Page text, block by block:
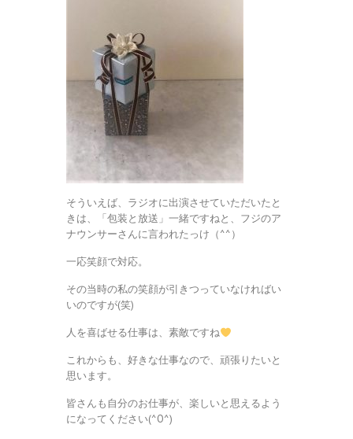
そういえば、ラジオに出演させていただいたと
きは、「包装と放送」一緒ですねと、フジのア
ナウンサーさんに言われたっけ（^^）
一応笑顔で対応。
その当時の私の笑顔が引きつっていなければい
いのですが(笑)
人を喜ばせる仕事は、素敵ですね
これからも、好きな仕事なので、頑張りたいと
思います。
皆さんも自分のお仕事が、楽しいと思えるよう
になってください(^O^)